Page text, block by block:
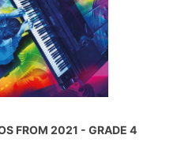
FROM 2021 - GRADE 4